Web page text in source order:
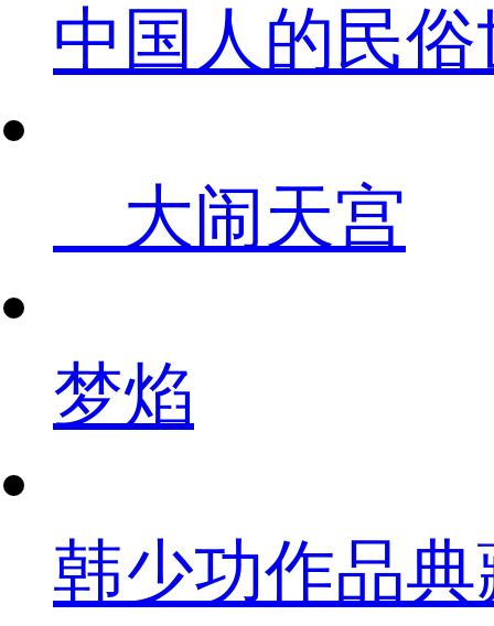
中国人的民
大闹天宫
梦焰
韩少功作品